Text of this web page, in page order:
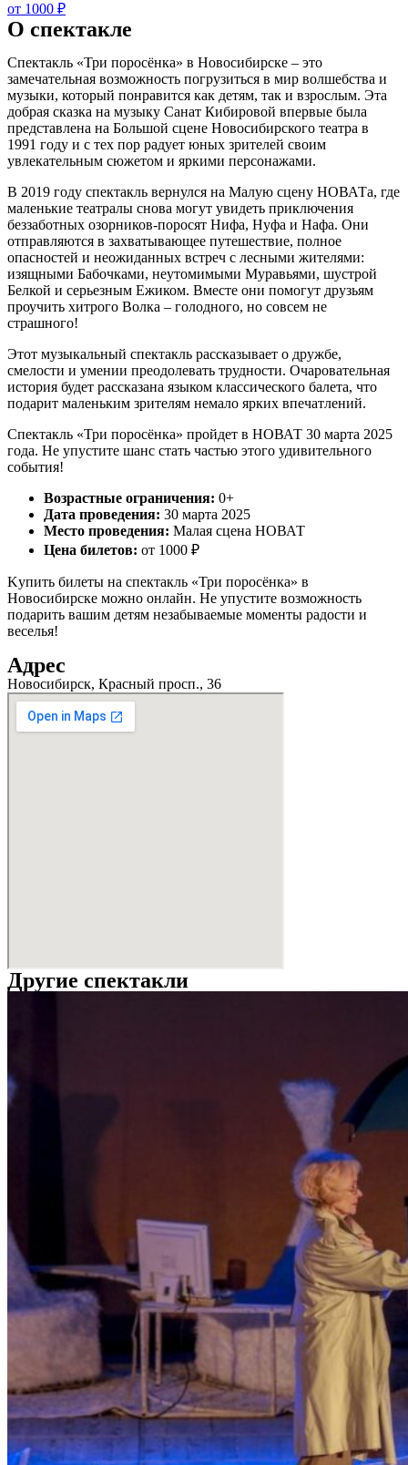
от 1000 ₽
О спектакле
Спектакль «Три поросёнка» в Новосибирске – это
замечательная возможность погрузиться в мир волшебства и
музыки, который понравится как детям, так и взрослым. Эта
добрая сказка на музыку Санат Кибировой впервые была
представлена на Большой сцене Новосибирского театра в
1991 году и с тех пор радует юных зрителей своим
увлекательным сюжетом и яркими персонажами.
В 2019 году спектакль вернулся на Малую сцену НОВАТа, где
маленькие театралы снова могут увидеть приключения
беззаботных озорников-поросят Нифа, Нуфа и Нафа. Они
отправляются в захватывающее путешествие, полное
опасностей и неожиданных встреч с лесными жителями:
изящными Бабочками, неутомимыми Муравьями, шустрой
Белкой и серьезным Ежиком. Вместе они помогут друзьям
проучить хитрого Волка – голодного, но совсем не
страшного!
Этот музыкальный спектакль рассказывает о дружбе,
смелости и умении преодолевать трудности. Очаровательная
история будет рассказана языком классического балета, что
подарит маленьким зрителям немало ярких впечатлений.
Спектакль «Три поросёнка» пройдет в НОВАТ 30 марта 2025
года. Не упустите шанс стать частью этого удивительного
события!
Возрастные ограничения: 0+
Дата проведения: 30 марта 2025
Место проведения: Малая сцена НОВАТ
Цена билетов: от 1000 ₽
Kупить билеты на спектакль «Три поросёнка» в
Новосибирске можно онлайн. Не упустите возможность
подарить вашим детям незабываемые моменты радости и
веселья!
Адрес
Новосибирск, Красный просп., 36
Другие спектакли